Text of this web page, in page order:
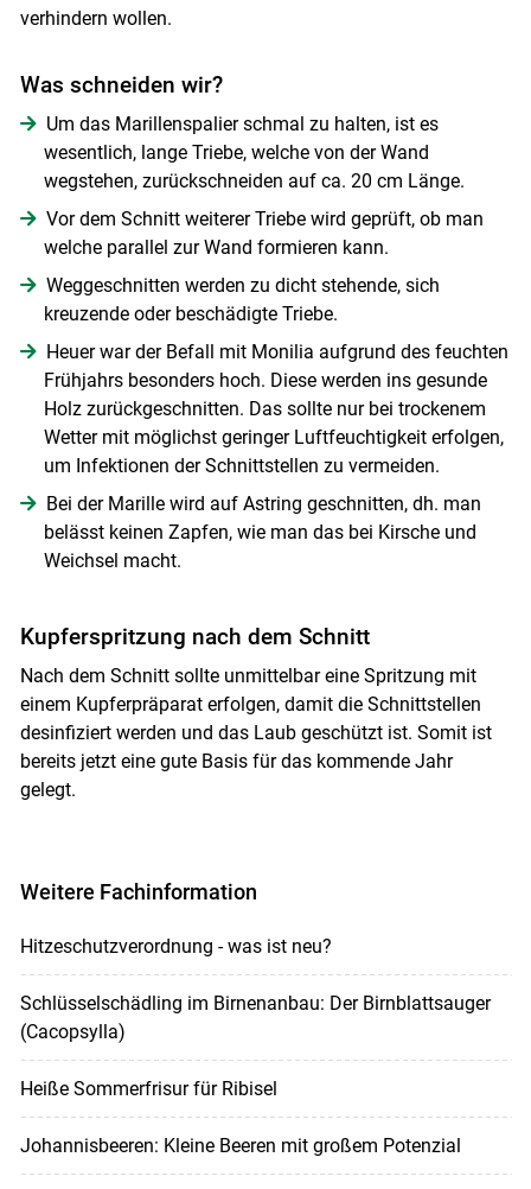
verhindern wollen.
Was schneiden wir?
Um das Marillenspalier schmal zu halten, ist es
wesentlich, lange Triebe, welche von der Wand
wegstehen, zurückschneiden auf ca. 20 cm Länge.
Vor dem Schnitt weiterer Triebe wird geprüft, ob man
welche parallel zur Wand formieren kann.
Weggeschnitten werden zu dicht stehende, sich
kreuzende oder beschädigte Triebe.
Heuer war der Befall mit Monilia aufgrund des feuchten
Frühjahrs besonders hoch. Diese werden ins gesunde
Holz zurückgeschnitten. Das sollte nur bei trockenem
Wetter mit möglichst geringer Luftfeuchtigkeit erfolgen,
um Infektionen der Schnittstellen zu vermeiden.
Bei der Marille wird auf Astring geschnitten, dh. man
belässt keinen Zapfen, wie man das bei Kirsche und
Weichsel macht.
Kupferspritzung nach dem Schnitt
Nach dem Schnitt sollte unmittelbar eine Spritzung mit
einem Kupferpräparat erfolgen, damit die Schnittstellen
desinfiziert werden und das Laub geschützt ist. Somit ist
bereits jetzt eine gute Basis für das kommende Jahr
gelegt.
Weitere Fachinformation
Hitzeschutzverordnung - was ist neu?
Schlüsselschädling im Birnenanbau: Der Birnblattsauger
(Cacopsylla)
Heiße Sommerfrisur für Ribisel
Johannisbeeren: Kleine Beeren mit großem Potenzial